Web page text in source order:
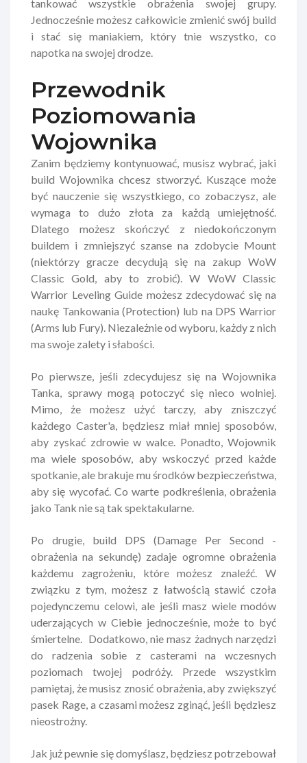
tankować wszystkie obrażenia swojej grupy.
Jednocześnie możesz całkowicie zmienić swój build
i stać się maniakiem, który tnie wszystko, co
napotka na swojej drodze.
Przewodnik
Poziomowania
Wojownika
Zanim będziemy kontynuować, musisz wybrać, jaki
build Wojownika chcesz stworzyć. Kuszące może
być nauczenie się wszystkiego, co zobaczysz, ale
wymaga to dużo złota za każdą umiejętność.
Dlatego możesz skończyć z niedokończonym
buildem i zmniejszyć szanse na zdobycie Mount
(niektórzy gracze decydują się na zakup WoW
Classic Gold, aby to zrobić). W WoW Classic
Warrior Leveling Guide możesz zdecydować się na
naukę Tankowania (Protection) lub na DPS Warrior
(Arms lub Fury). Niezależnie od wyboru, każdy z nich
ma swoje zalety i słabości.
Po pierwsze, jeśli zdecydujesz się na Wojownika
Tanka, sprawy mogą potoczyć się nieco wolniej.
Mimo, że możesz użyć tarczy, aby zniszczyć
każdego Caster'a, będziesz miał mniej sposobów,
aby zyskać zdrowie w walce. Ponadto, Wojownik
ma wiele sposobów, aby wskoczyć przed każde
spotkanie, ale brakuje mu środków bezpieczeństwa,
aby się wycofać. Co warte podkreślenia, obrażenia
jako Tank nie są tak spektakularne.
Po drugie, build DPS (Damage Per Second -
obrażenia na sekundę) zadaje ogromne obrażenia
każdemu zagrożeniu, które możesz znaleźć. W
związku z tym, możesz z łatwością stawić czoła
pojedynczemu celowi, ale jeśli masz wiele modów
uderzających w Ciebie jednocześnie, może to być
śmiertelne. Dodatkowo, nie masz żadnych narzędzi
do radzenia sobie z casterami na wczesnych
poziomach twojej podróży. Przede wszystkim
pamiętaj, że musisz znosić obrażenia, aby zwiększyć
pasek Rage, a czasami możesz zginąć, jeśli będziesz
nieostrożny.
Jak już pewnie się domyślasz, będziesz potrzebował